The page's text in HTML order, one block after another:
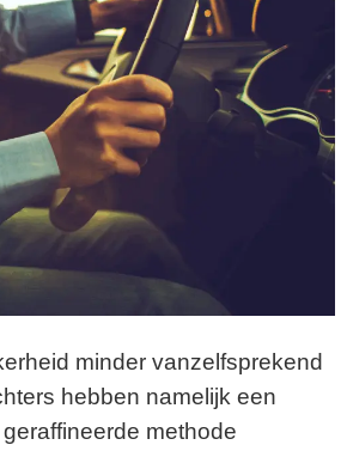
minder vanzelfsprekend
hebben namelijk een
methode